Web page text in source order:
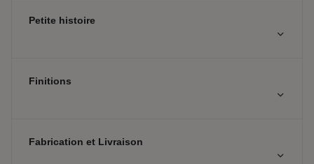
Petite histoire
Finitions
Fabrication et Livraison